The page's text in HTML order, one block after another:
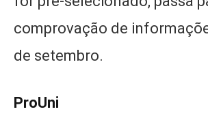
comprovação de
de setembro.
ProUni